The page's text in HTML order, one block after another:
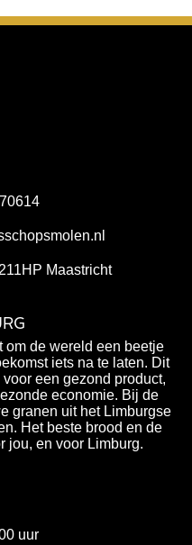
Maastricht
om de wereld een beetje
iets na te laten. Dit
een gezond product,
economie. Bij de
granen uit het Limburgse
Het beste brood en de
jou, en voor Limburg.
uur